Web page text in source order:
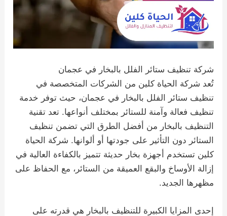
شركة تنظيف ستائر الفلل بالبخار في عجمان
تُعد شركة الحياة كلين من الشركات المتخصصة في
تنظيف ستائر الفلل بالبخار في عجمان، حيث توفر خدمة
تنظيف فعالة وآمنة للستائر بمختلف أنواعها. تعد تقنية
التنظيف بالبخار من أفضل الطرق التي تضمن تنظيف
الستائر دون التأثير على جودتها أو ألوانها. شركة الحياة
كلين تستخدم أجهزة بخار حديثة تتميز بالكفاءة العالية في
إزالة الأوساخ والبقع العميقة من الستائر، مع الحفاظ على
مظهرها الجديد.
إحدى المزايا الكبيرة للتنظيف بالبخار هي قدرته على